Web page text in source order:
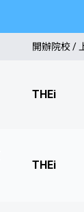
開辦院校 /
THEi
THEi